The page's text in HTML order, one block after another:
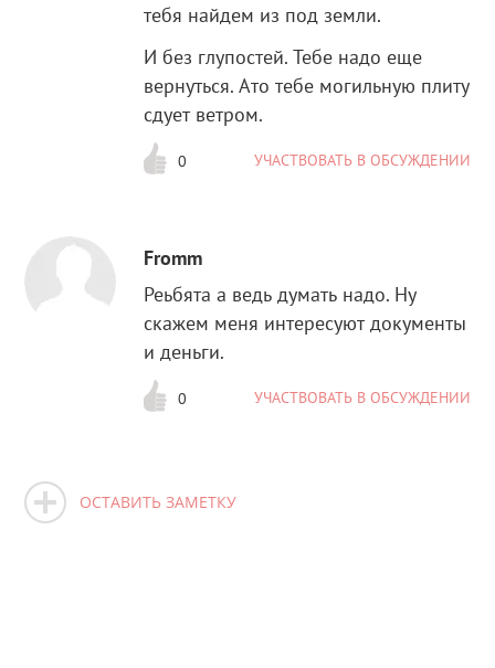
тебя найдем из под земли.
И без глупостей. Тебе надо еще
вернуться. Ато тебе могильную плиту
сдует ветром.
0 УЧАСТВОВАТЬ В ОБСУЖДЕНИИ
Fromm
Реьбята а ведь думать надо. Ну
скажем меня интересуют документы
и деньги.
0 УЧАСТВОВАТЬ В ОБСУЖДЕНИИ
ОСТАВИТЬ ЗАМЕТКУ